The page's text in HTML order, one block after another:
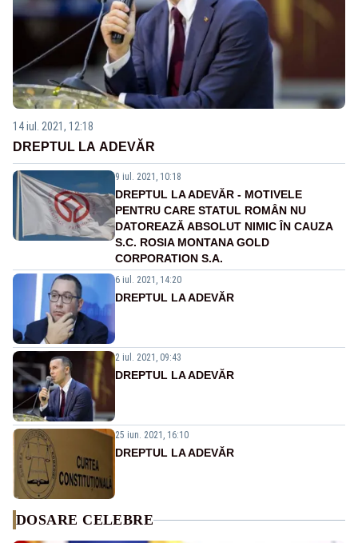
14 iul. 2021, 12:18
DREPTUL LA ADEVĂR
9 iul. 2021, 10:18
DREPTUL LA ADEVĂR - MOTIVELE
PENTRU CARE STATUL ROMÂN NU
DATOREAZĂ ABSOLUT NIMIC ÎN CAUZA
S.C. ROSIA MONTANA GOLD
CORPORATION S.A.
6 iul. 2021, 14:20
DREPTUL LA ADEVĂR
2 iul. 2021, 09:43
DREPTUL LA ADEVĂR
25 iun. 2021, 16:10
DREPTUL LA ADEVĂR
DOSARE CELEBRE